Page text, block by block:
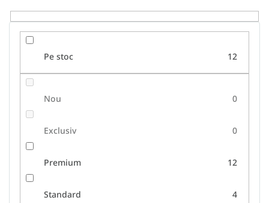
u
s
Pe stoc 12
Nou 0
Exclusiv 0
Premium 12
Standard 4